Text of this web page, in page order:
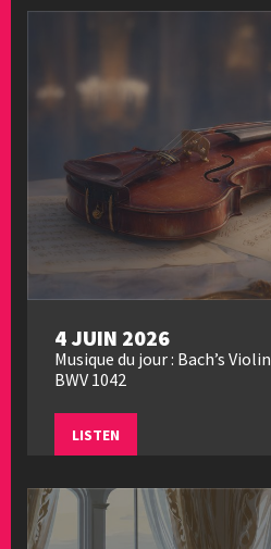
4 JUIN 2026
Musique du jour : Bach’s
BWV 1042
LISTEN